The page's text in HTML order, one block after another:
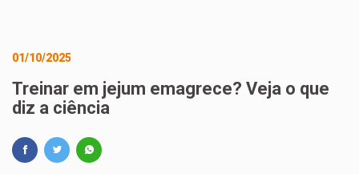
01/10/2025
Treinar em jejum emagrece? Veja o que
diz a ciência